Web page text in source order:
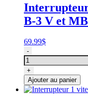
Radiance
Metro
B-
avec
chaleur
variant
B-3 V et
69.99$
quantité
de
Interrupteur
variable
séchoir
Metro
-
+
Ajouter au panier